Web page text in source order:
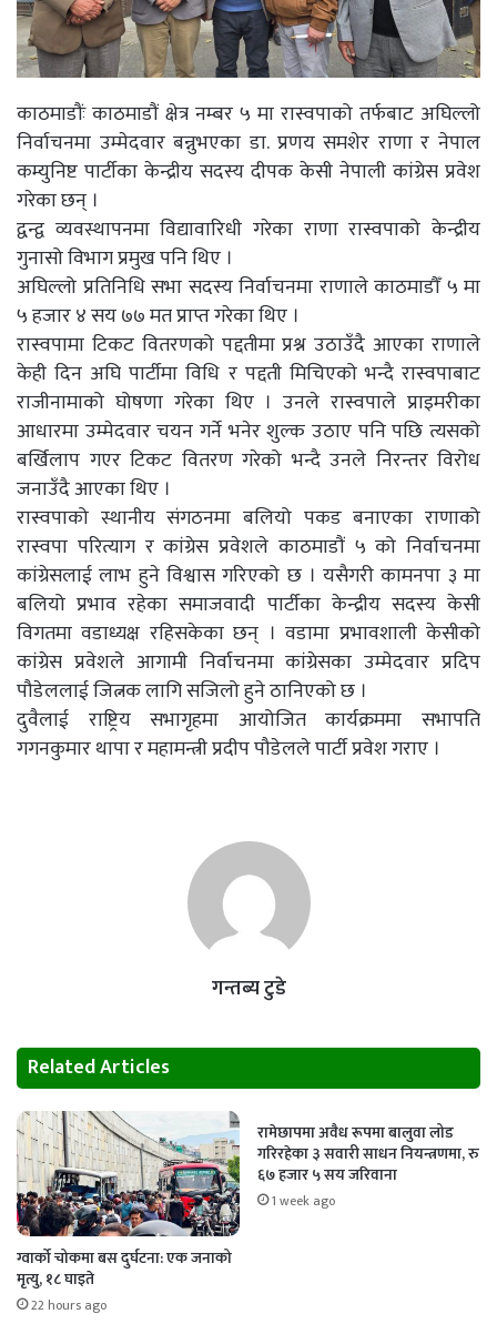
काठमाडौंः काठमाडौं क्षेत्र नम्बर ५ मा रास्वपाको तर्फबाट अघिल्लो
निर्वाचनमा उम्मेदवार बन्नुभएका डा. प्रणय समशेर राणा र नेपाल
कम्युनिष्ट पार्टीका केन्द्रीय सदस्य दीपक केसी नेपाली कांग्रेस प्रवेश
गरेका छन् ।
द्वन्द्व व्यवस्थापनमा विद्यावारिधी गरेका राणा रास्वपाको केन्द्रीय
गुनासो विभाग प्रमुख पनि थिए ।
अघिल्लो प्रतिनिधि सभा सदस्य निर्वाचनमा राणाले काठमाडौँ ५ मा
५ हजार ४ सय ७७ मत प्राप्त गरेका थिए ।
रास्वपामा टिकट वितरणको पद्दतीमा प्रश्न उठाउँदै आएका राणाले
केही दिन अघि पार्टीमा विधि र पद्दती मिचिएको भन्दै रास्वपाबाट
राजीनामाको घोषणा गरेका थिए । उनले रास्वपाले प्राइमरीका
आधारमा उम्मेदवार चयन गर्ने भनेर शुल्क उठाए पनि पछि त्यसको
बर्खिलाप गएर टिकट वितरण गरेको भन्दै उनले निरन्तर विरोध
जनाउँदै आएका थिए ।
रास्वपाको स्थानीय संगठनमा बलियो पकड बनाएका राणाको
रास्वपा परित्याग र कांग्रेस प्रवेशले काठमाडौं ५ को निर्वाचनमा
कांग्रेसलाई लाभ हुने विश्वास गरिएको छ । यसैगरी कामनपा ३ मा
बलियो प्रभाव रहेका समाजवादी पार्टीका केन्द्रीय सदस्य केसी
विगतमा वडाध्यक्ष रहिसकेका छन् । वडामा प्रभावशाली केसीको
कांग्रेस प्रवेशले आगामी निर्वाचनमा कांग्रेसका उम्मेदवार प्रदिप
पौडेललाई जित्नक लागि सजिलो हुने ठानिएको छ ।
दुवैलाई राष्ट्रिय सभागृहमा आयोजित कार्यक्रममा सभापति
गगनकुमार थापा र महामन्त्री प्रदीप पौडेलले पार्टी प्रवेश गराए ।
गन्तब्य टुडे
Related Articles
ग्वार्को चोकमा बस दुर्घटना: एक जनाको
मृत्यु, १८ घाइते
22 hours ago
रामेछापमा अवैध रूपमा बालुवा लोड
गरिरहेका ३ सवारी साधन नियन्त्रणमा, रु
६७ हजार ५ सय जरिवाना
1 week ago